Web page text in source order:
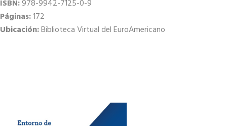
ISBN:978-9942-7125-0-9
Páginas:172
Ubicación:Biblioteca Virtual del EuroAmericano